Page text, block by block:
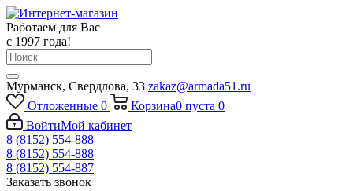
Работаем для Вас
с 1997 года!
Мурманск, Свердлова, 33 zakaz@armada51.ru
Отложенные 0 Корзина0 пуста 0
ВойтиМой кабинет
8 (8152) 554-888
8 (8152) 554-888
8 (8152) 554-887
Заказать звонок